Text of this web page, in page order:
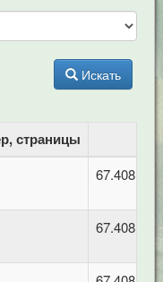
Искать
страницы
67.408
67.408